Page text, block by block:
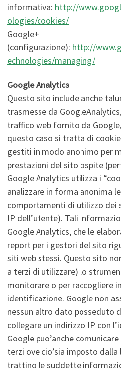
informativa: http://
ologies/cookies/
Google+
(configurazione): http://
echnologies/managing/
Google Analytics
Questo sito include anche
trasmesse da
traffico web fornito da Google,
questo caso si tratta di
gestiti in modo anonimo per
prestazioni del sito ospite
Google Analytics utilizza i
analizzare in forma anonima
comportamenti di utilizzo dei
IP dell’utente). Tali
Google Analytics, che le
report per i gestori del sito
siti web stessi. Questo sito
a terzi di utilizzare) lo
monitorare o per raccogliere
identificazione. Google non
nessun altro dato posseduto
collegare un indirizzo IP con
Google puo’anche
terzi ove cio’sia imposto
trattino le suddette